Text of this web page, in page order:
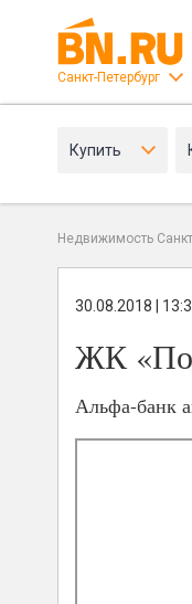
Санкт-Петербург
Купить
Недвижимость
30.08.2018 |
ЖК
Альфа-банк